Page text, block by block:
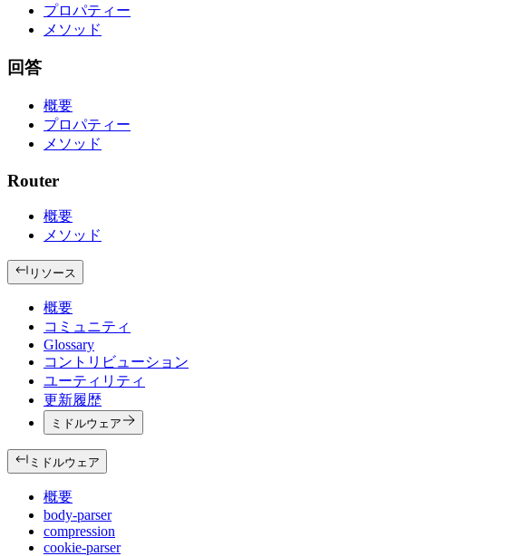
プロパティー
メソッド
回答
概要
プロパティー
メソッド
Router
概要
メソッド
リソース
概要
コミュニティ
Glossary
コントリビューション
ユーティリティ
更新履歴
ミドルウェア
ミドルウェア
概要
body-parser
compression
cookie-parser